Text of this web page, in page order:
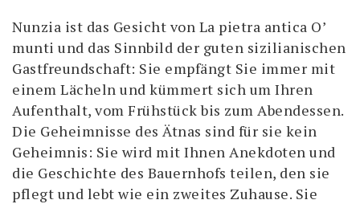
Nunzia ist das Gesicht von La pietra antica O’
munti und das Sinnbild der guten sizilianischen
Gastfreundschaft: Sie empfängt Sie immer mit
einem Lächeln und kümmert sich um Ihren
Aufenthalt, vom Frühstück bis zum Abendessen.
Die Geheimnisse des Ätnas sind für sie kein
Geheimnis: Sie wird mit Ihnen Anekdoten und
die Geschichte des Bauernhofs teilen, den sie
pflegt und lebt wie ein zweites Zuhause. Sie